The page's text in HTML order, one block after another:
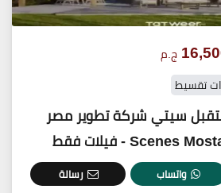
ج.م
سيتي شركة تطوير مصر
واتساب رسالة